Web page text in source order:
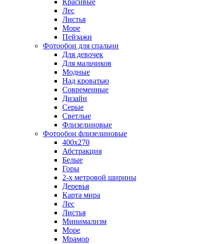
Красивые
Лес
Листья
Море
Пейзажи
Фотообои для спальни
Для девочек
Для мальчиков
Модные
Над кроватью
Современные
Дизайн
Серые
Светлые
Флизелиновые
Фотообои флизелиновые
400х270
Абстракция
Белые
Горы
2-х метровой ширины
Деревья
Карта мира
Лес
Листья
Минимализм
Море
Мрамор